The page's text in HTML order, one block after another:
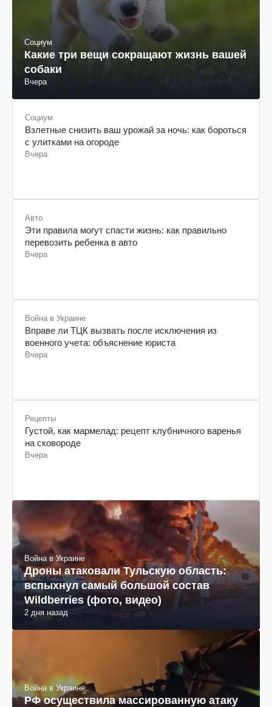
Социум
Какие три вещи сокращают жизнь вашей
собаки
Вчера
Социум
Взлетные снизить ваш урожай за ночь: как бороться
с улитками на огороде
Вчера
Авто
Эти правила могут спасти жизнь: как правильно
перевозить ребенка в авто
Вчера
Война в Украине
Вправе ли ТЦК вызвать после исключения из
военного учета: объяснение юриста
Вчера
Рецепты
Густой, как мармелад: рецепт клубничного варенья
на сковороде
Вчера
Война в Украине
Дроны атаковали Тульскую область:
вспыхнул самый большой состав
Wildberries (фото, видео)
2 дня назад
Война в Украине
РФ осуществила массированную атаку